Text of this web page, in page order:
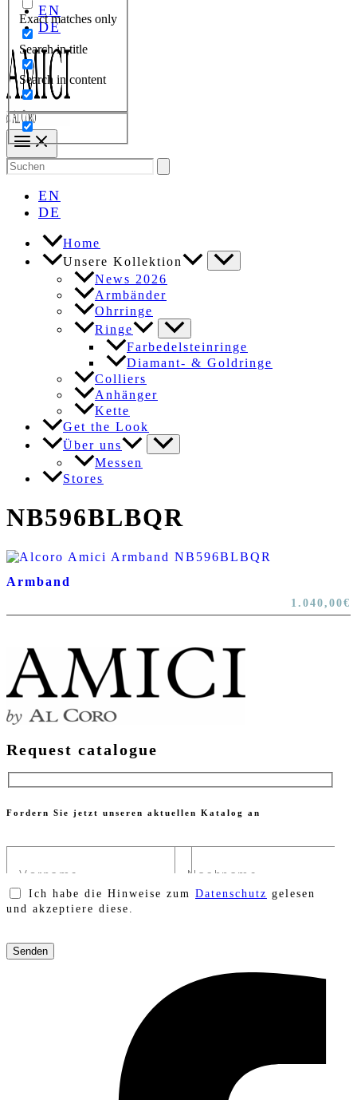
Exact matches only
Search in title
Search in content
EN
DE
Search
for:
EN
DE
Home
Unsere Kollektion
News 2026
Armbänder
Ohrringe
Ringe
Farbedelsteinringe
Diamant- & Goldringe
Colliers
Anhänger
Kette
Get the Look
Über uns
Messen
Stores
NB596BLBQR
Armband
1.040,00€
Request catalogue
Fordern Sie jetzt unseren aktuellen Katalog an
Ich habe die Hinweise zum Datenschutz gelesen
und akzeptiere diese.
lasse